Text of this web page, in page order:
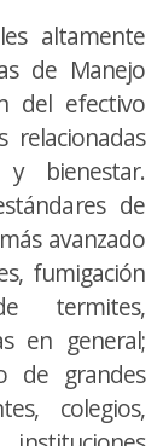
altamente
de Manejo
del efectivo
relacionadas
bienestar.
de
avanzado
fumigación
termites,
en general;
de grandes
colegios,